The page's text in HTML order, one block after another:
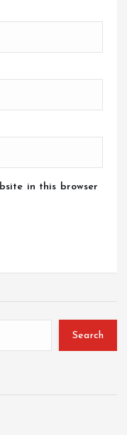
in this browser
Search